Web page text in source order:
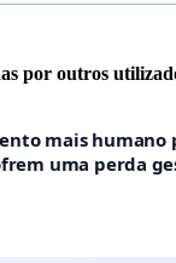
por outros
mais humano
uma perda